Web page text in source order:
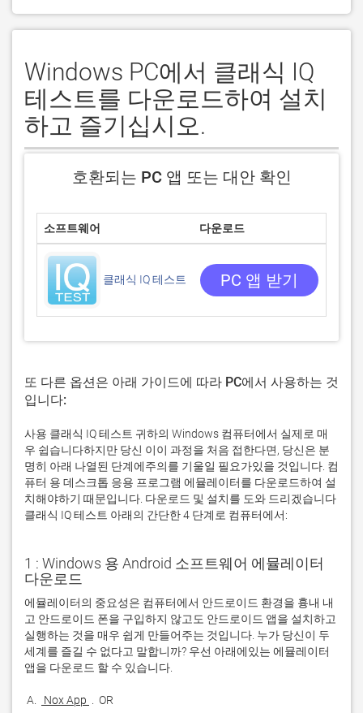
Windows PC에서 클래식 IQ
테스트를 다운로드하여 설치
하고 즐기십시오.
호환되는 PC 앱 또는 대안 확인
소프트웨어 다운로드
클래식 IQ 테스트 PC 앱 받기
또 다른 옵션은 아래 가이드에 따라 PC에서 사용하는 것
입니다:
사용 클래식 IQ 테스트 귀하의 Windows 컴퓨터에서 실제로 매
우 쉽습니다하지만 당신 이이 과정을 처음 접한다면, 당신은 분
명히 아래 나열된 단계에주의를 기울일 필요가있을 것입니다. 컴
퓨터 용 데스크톱 응용 프로그램 에뮬레이터를 다운로드하여 설
치해야하기 때문입니다. 다운로드 및 설치를 도와 드리겠습니다
클래식 IQ 테스트 아래의 간단한 4 단계로 컴퓨터에서:
1 : Windows 용 Android 소프트웨어 에뮬레이터
다운로드
에뮬레이터의 중요성은 컴퓨터에서 안드로이드 환경을 흉내 내
고 안드로이드 폰을 구입하지 않고도 안드로이드 앱을 설치하고
실행하는 것을 매우 쉽게 만들어주는 것입니다. 누가 당신이 두
세계를 즐길 수 없다고 말합니까? 우선 아래에있는 에뮬레이터
A. Nox App